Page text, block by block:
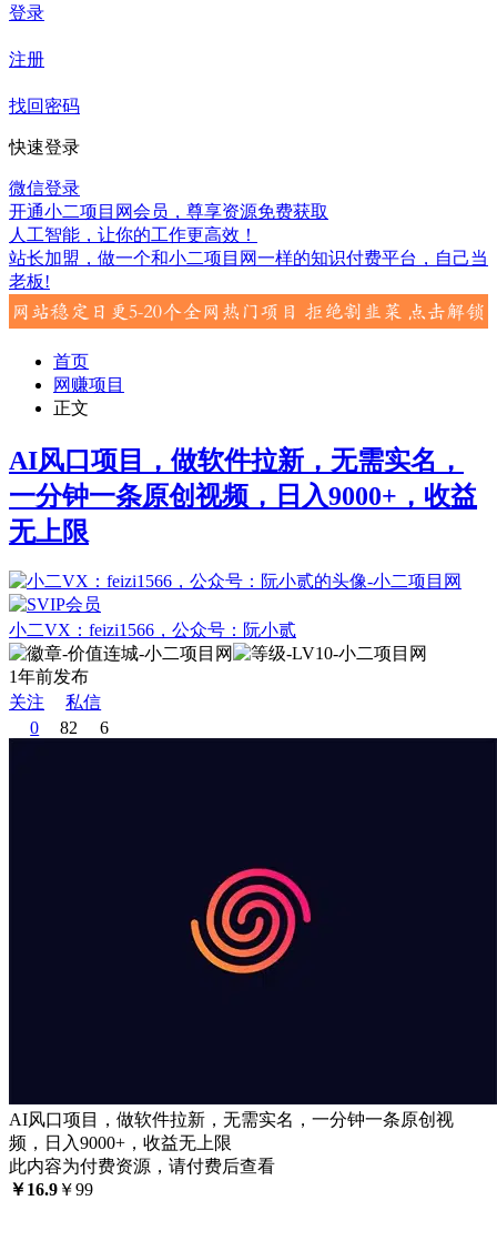
登录
注册
找回密码
快速登录
微信登录
开通小二项目网会员，尊享资源免费获取
人工智能，让你的工作更高效！
站长加盟，做一个和小二项目网一样的知识付费平台，自己当
老板!
首页
网赚项目
正文
AI风口项目，做软件拉新，无需实名，
一分钟一条原创视频，日入9000+，收益
无上限
小二VX：feizi1566，公众号：阮小贰
1年前发布
关注
私信
0
82 6
AI风口项目，做软件拉新，无需实名，一分钟一条原创视
频，日入9000+，收益无上限
此内容为付费资源，请付费后查看
￥16.9 ￥99